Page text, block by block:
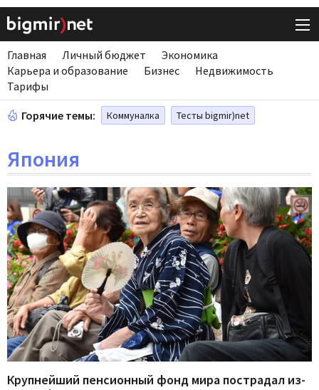
Главная Личный бюджет
Экономика
Карьера и образование
Бизнес
Недвижимость
Тарифы
Горячие темы: Коммуналка Тесты bigmir)net
Япония
Крупнейший пенсионный фонд мира пострадал из-